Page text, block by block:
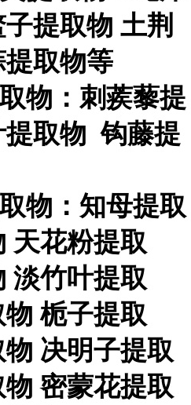
提取物 土荆
提取物等
物：刺蒺藜提
取物 钩藤提
物：知母提取
天花粉提取
淡竹叶提取
栀子提取
决明子提取
密蒙花提取